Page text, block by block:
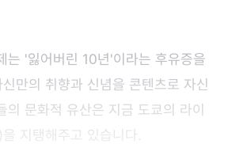
는 '잃어버린 10년'이라는 후유증을
만의 취향과 신념을 콘텐츠로 자신
의 문화적 유산은 지금 도쿄의 라이
지탱해주고 있습니다.